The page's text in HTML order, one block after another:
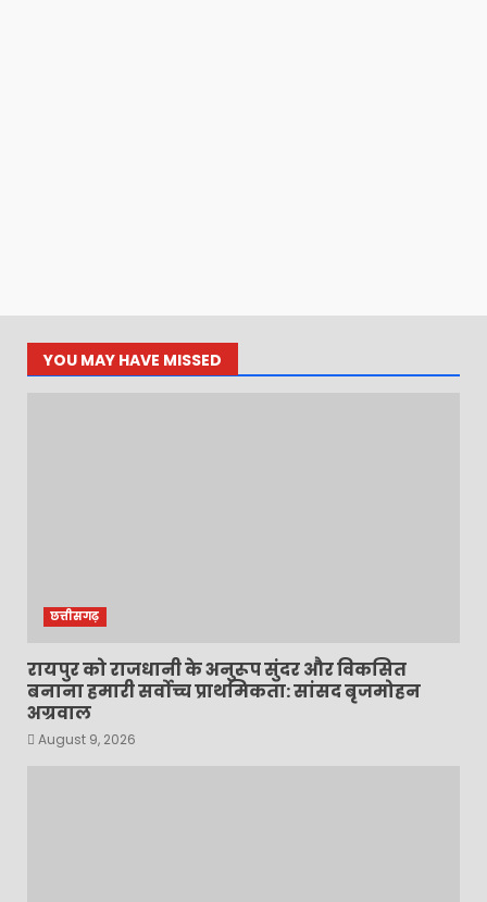
YOU MAY HAVE MISSED
छत्तीसगढ़
रायपुर को राजधानी के अनुरूप सुंदर और विकसित
बनाना हमारी सर्वोच्च प्राथमिकता: सांसद बृजमोहन
अग्रवाल
August 9, 2026